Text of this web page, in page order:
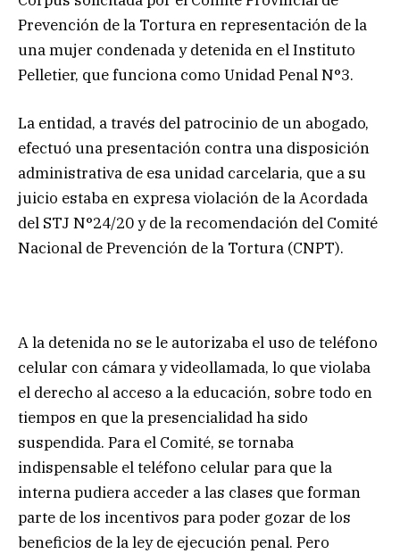
Prevención de la Tortura en representación de la
una mujer condenada y detenida en el Instituto
Pelletier, que funciona como Unidad Penal N°3.
La entidad, a través del patrocinio de un abogado,
efectuó una presentación contra una disposición
administrativa de esa unidad carcelaria, que a su
juicio estaba en expresa violación de la Acordada
del STJ N°24/20 y de la recomendación del Comité
Nacional de Prevención de la Tortura (CNPT).
A la detenida no se le autorizaba el uso de teléfono
celular con cámara y videollamada, lo que violaba
el derecho al acceso a la educación, sobre todo en
tiempos en que la presencialidad ha sido
suspendida. Para el Comité, se tornaba
indispensable el teléfono celular para que la
interna pudiera acceder a las clases que forman
parte de los incentivos para poder gozar de los
beneficios de la ley de ejecución penal. Pero